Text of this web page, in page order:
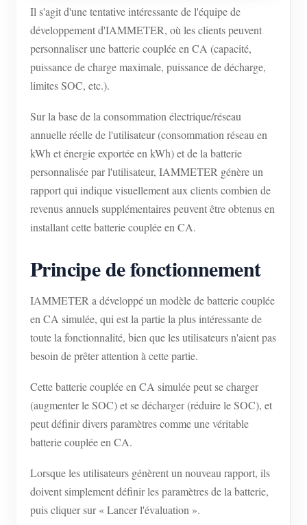
Il s'agit d'une tentative intéressante de l'équipe de
développement d'IAMMETER, où les clients peuvent
personnaliser une batterie couplée en CA (capacité,
puissance de charge maximale, puissance de décharge,
limites SOC, etc.).
Sur la base de la consommation électrique/réseau
annuelle réelle de l'utilisateur (consommation réseau en
kWh et énergie exportée en kWh) et de la batterie
personnalisée par l'utilisateur, IAMMETER génère un
rapport qui indique visuellement aux clients combien de
revenus annuels supplémentaires peuvent être obtenus en
installant cette batterie couplée en CA.
Principe de fonctionnement
IAMMETER a développé un modèle de batterie couplée
en CA simulée, qui est la partie la plus intéressante de
toute la fonctionnalité, bien que les utilisateurs n'aient pas
besoin de prêter attention à cette partie.
Cette batterie couplée en CA simulée peut se charger
(augmenter le SOC) et se décharger (réduire le SOC), et
peut définir divers paramètres comme une véritable
batterie couplée en CA.
Lorsque les utilisateurs génèrent un nouveau rapport, ils
doivent simplement définir les paramètres de la batterie,
puis cliquer sur « Lancer l'évaluation ».